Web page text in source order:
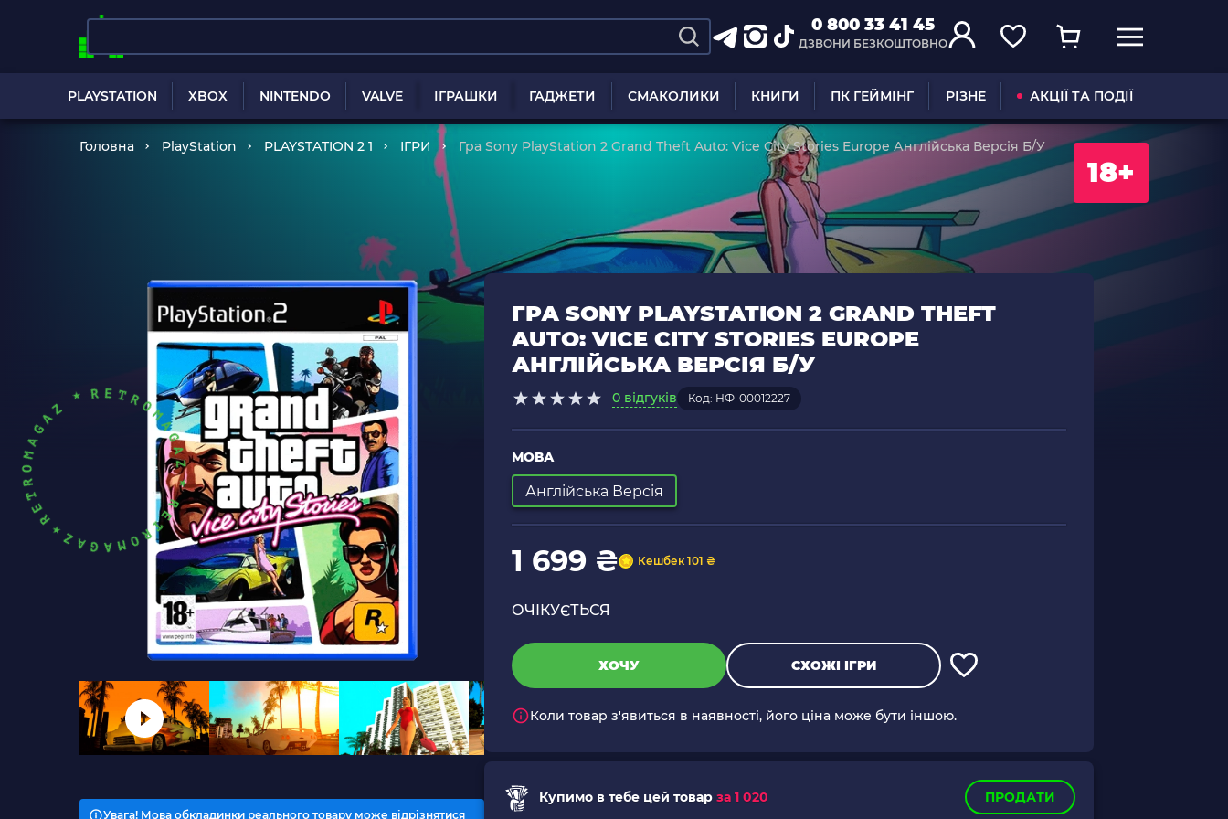
0 800 33 41 45
ДЗВОНИ БЕЗКОШТОВНО
PLAYSTATION XBOX NINTENDO VALVE ІГРАШКИ ГАДЖЕТИ СМАКОЛИКИ КНИГИ ПК ГЕЙМІНГ РІЗНЕ АКЦІЇ ТА ПОДІЇ
Головна PlayStation PLAYSTATION 2 1 ІГРИ Гра Sony PlayStation 2 Grand Theft Auto: Vice City Stories Europe Англійська Версія Б/У
18+
Увага! Мова обкладинки реального товару може відрізнятися
ГРА SONY PLAYSTATION 2 GRAND THEFT
AUTO: VICE CITY STORIES EUROPE
АНГЛІЙСЬКА ВЕРСІЯ Б/У
0 відгуків Код: НФ-00012227
МОВА
Англійська Версія
1 699 ₴ Кешбек 101 ₴
ОЧІКУЄТЬСЯ
ХОЧУ СХОЖІ ІГРИ
Коли товар з'явиться в наявності, його ціна може бути іншою.
Купимо в тебе цей товар за 1 020 ПРОДАТИ